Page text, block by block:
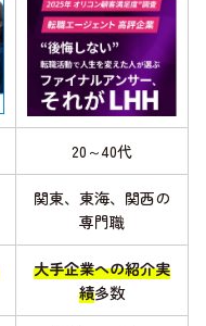
20～40代
関東、東海、関西の
専門職
大手企業への紹介実
績多数